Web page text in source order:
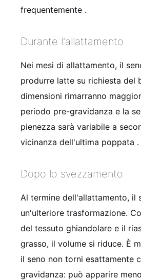
frequentemente .
Durante l'allattamento
Nei mesi di allattamento, il
produrre latte su richiesta del
dimensioni rimarranno
periodo pre-gravidanza e la
pienezza sarà variabile a
vicinanza dell'ultima poppata .
Dopo lo svezzamento
Al termine dell'allattamento, il
un'ulteriore trasformazione.
del tessuto ghiandolare e il
grasso, il volume si riduce. È
il seno non torni esattamente
gravidanza: può apparire